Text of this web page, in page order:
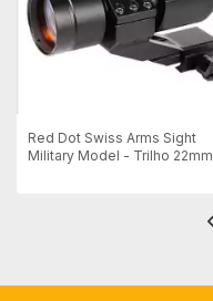
Red Dot Swiss Arms Sight
Military Model - Trilho 22mm